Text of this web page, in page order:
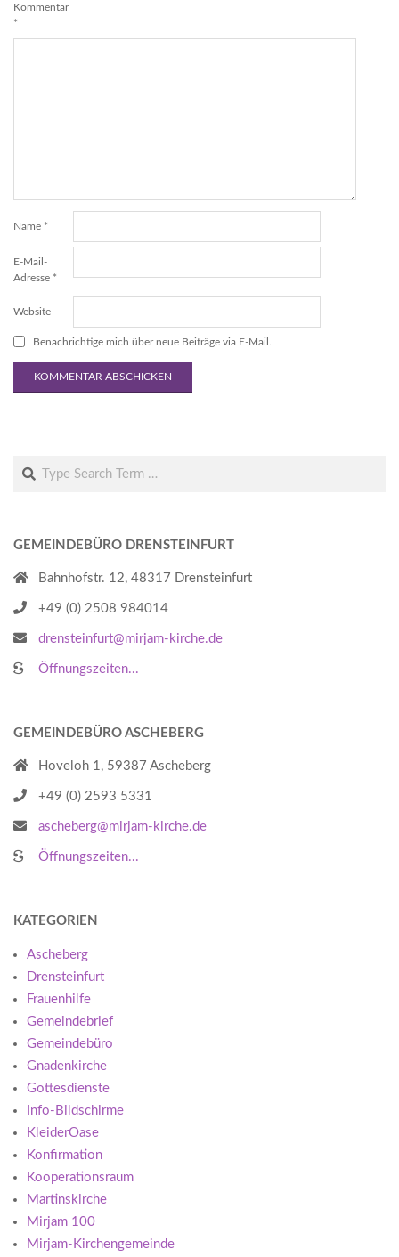
Kommentar
*
Name *
E-Mail-
Adresse *
Website
Benachrichtige mich über neue Beiträge via E-Mail.
Search
GEMEINDEBÜRO DRENSTEINFURT
Bahnhofstr. 12, 48317 Drensteinfurt
+49 (0) 2508 984014
drensteinfurt@mirjam-kirche.de
Öffnungszeiten...
GEMEINDEBÜRO ASCHEBERG
Hoveloh 1, 59387 Ascheberg
+49 (0) 2593 5331
ascheberg@mirjam-kirche.de
Öffnungszeiten...
KATEGORIEN
Ascheberg
Drensteinfurt
Frauenhilfe
Gemeindebrief
Gemeindebüro
Gnadenkirche
Gottesdienste
Info-Bildschirme
KleiderOase
Konfirmation
Kooperationsraum
Martinskirche
Mirjam 100
Mirjam-Kirchengemeinde